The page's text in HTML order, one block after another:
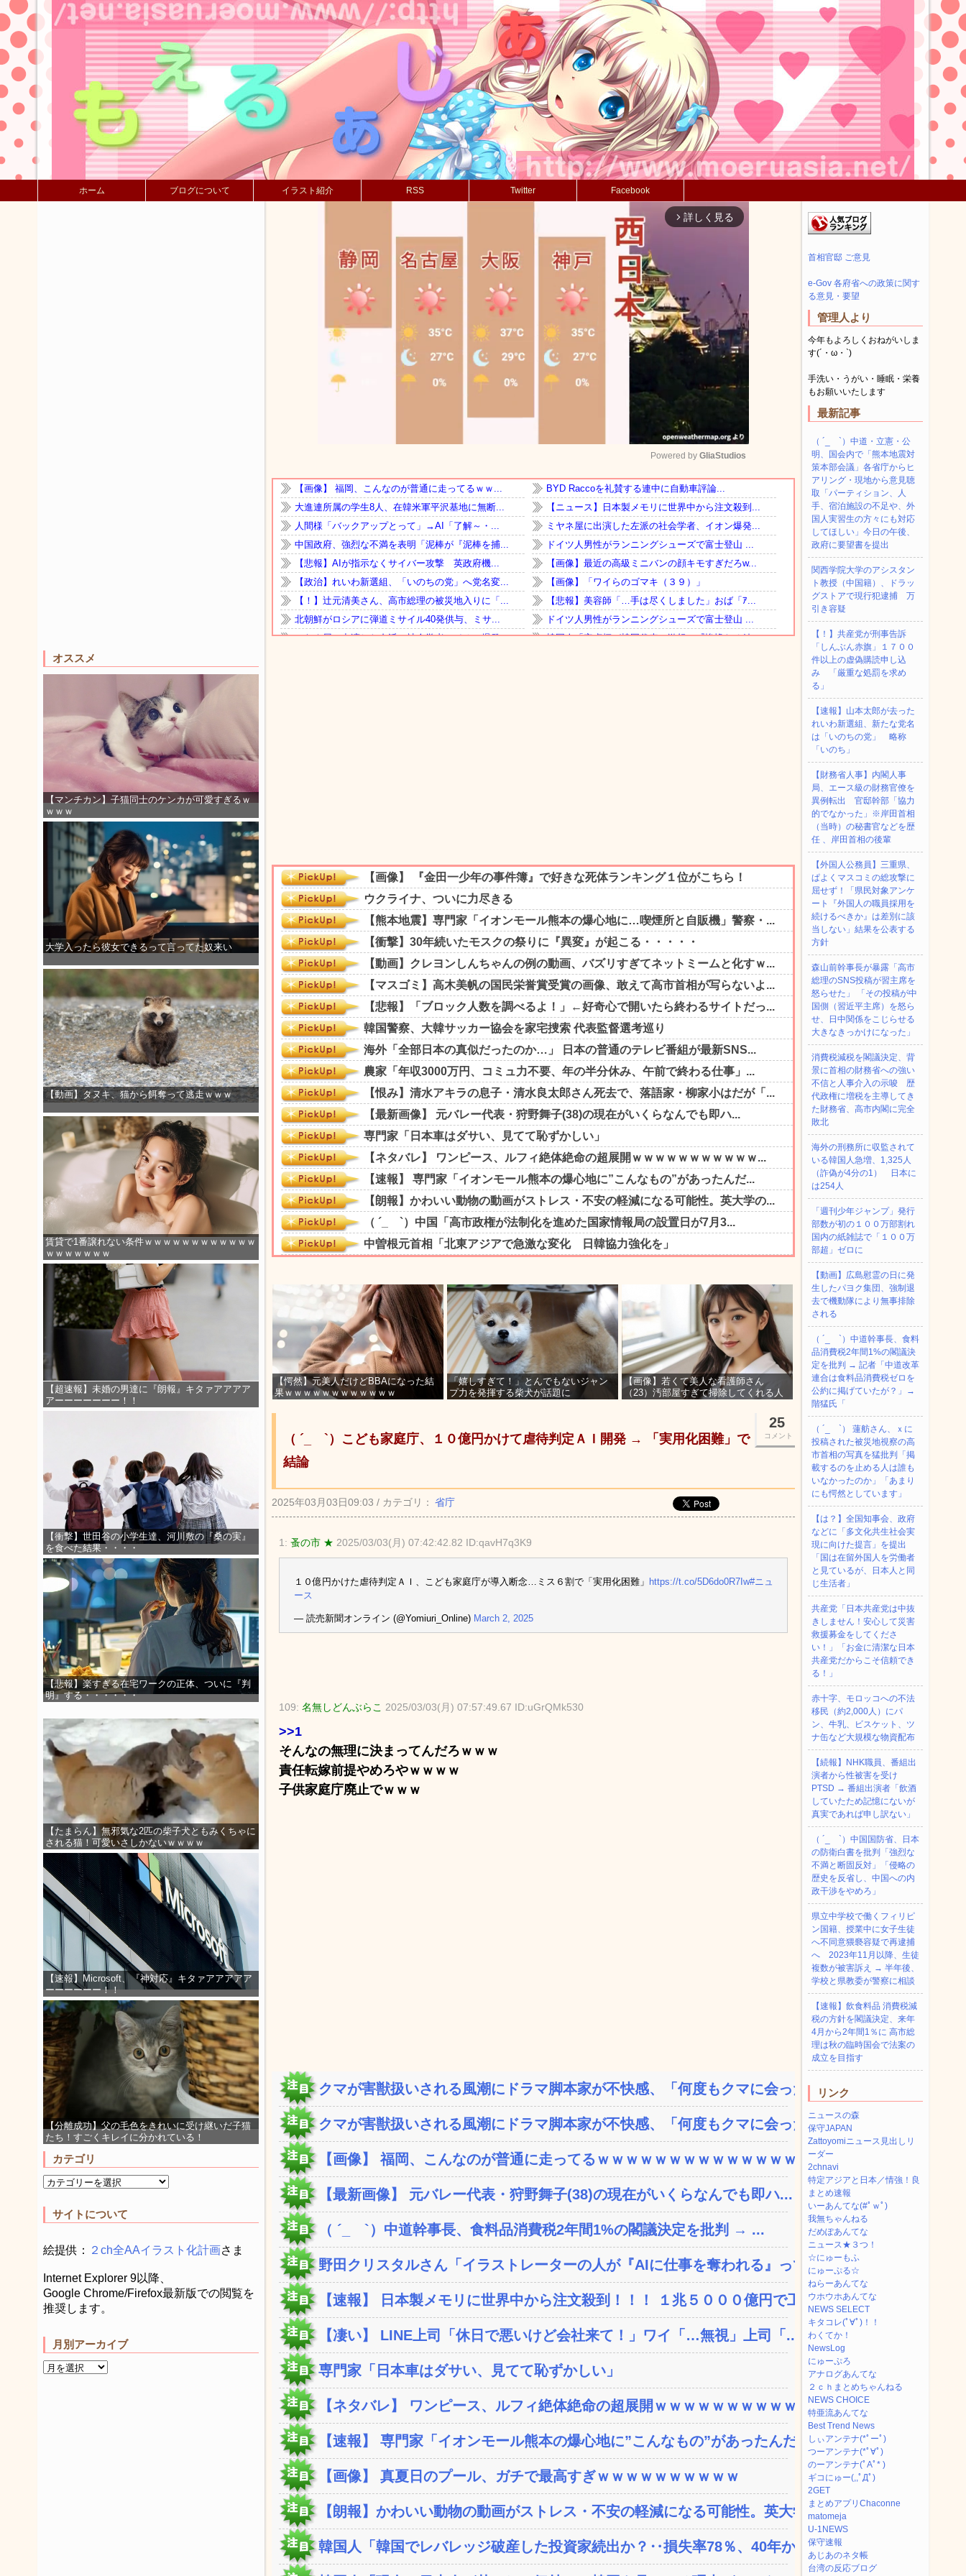
ホーム ブログについて イラスト紹介 RSS Twitter Facebook
オススメ
【マンチカン】子猫同士のケンカが可愛すぎるｗ
ｗｗｗ
大学入ったら彼女できるって言ってた奴来い
【動画】タヌキ、猫から餌奪って逃走ｗｗｗ
賃貸で1番譲れない条件ｗｗｗｗｗｗｗｗｗｗｗｗ
ｗｗｗｗｗｗｗ
【超速報】未婚の男達に『朗報』キタァアアアア
アーーーーーーー！！
【衝撃】世田谷の小学生達、河川敷の『桑の実』
を食べた結果・・・・
【悲報】楽すぎる在宅ワークの正体、ついに『判
明』する・・・・・・
【たまらん】無邪気な2匹の柴子犬ともみくちゃに
される猫！可愛いさしかないｗｗｗｗ
【速報】Microsoft、『神対応』キタァアアアアア
ーーーーーー！！
【分離成功】父の毛色をきれいに受け継いだ子猫
たち！すごくキレイに分かれている！
カテゴリ
サイトについて
絵提供： ２ch全AAイラスト化計画さま
Internet Explorer 9以降、
Google Chrome/Firefox最新版での閲覧を
推奨します。
月別アーカイブ
arrow_forward_ios 詳しく見る
Mute
Powered by GliaStudios
【愕然】元美人だけどBBAになった結
果ｗｗｗｗｗｗｗｗｗｗｗｗ
「嬉しすぎて！」とんでもないジャン
プ力を発揮する柴犬が話題に
【画像】若くて美人な看護師さん
（23）汚部屋すぎて掃除してくれる人
25
コメント
（ ´_ゝ`）こども家庭庁、１０億円かけて虐待判定ＡＩ開発 → 「実用化困難」で
結論
2025年03月03日09:03 / カテゴリ： 省庁
1: 蚤の市 ★ 2025/03/03(月) 07:42:42.82 ID:qavH7q3K9
１０億円かけた虐待判定ＡＩ、こども家庭庁が導入断念…ミス６割で「実用化困難」 https://t.co/5D6do0R7Iw#ニュ
ース
— 読売新聞オンライン (@Yomiuri_Online) March 2, 2025
109: 名無しどんぶらこ 2025/03/03(月) 07:57:49.67 ID:uGrQMk530
>>1
そんなの無理に決まってんだろｗｗｗ
責任転嫁前提やめろやｗｗｗｗ
子供家庭庁廃止でｗｗｗ
クマが害獣扱いされる風潮にドラマ脚本家が不快感、「何度もクマに会ったこ...
クマが害獣扱いされる風潮にドラマ脚本家が不快感、「何度もクマに会ったこ...
【画像】 福岡、こんなのが普通に走ってるｗｗｗｗｗｗｗｗｗｗｗｗｗｗｗ...
【最新画像】 元バレー代表・狩野舞子(38)の現在がいくらなんでも即ハ...
（ ´_ゝ`）中道幹事長、食料品消費税2年間1%の閣議決定を批判 → ...
野田クリスタルさん「イラストレーターの人が『AIに仕事を奪われる』って...
【速報】 日本製メモリに世界中から注文殺到！！！ １兆５０００億円で工...
【凄い】 LINE上司「休日で悪いけど会社来て！」ワイ「…無視」上司「...
専門家「日本車はダサい、見てて恥ずかしい」
【ネタバレ】 ワンピース、ルフィ絶体絶命の超展開ｗｗｗｗｗｗｗｗｗｗｗ...
【速報】 専門家「イオンモール熊本の爆心地に”こんなもの”があったんだ...
【画像】 真夏日のプール、ガチで最高すぎｗｗｗｗｗｗｗｗｗｗ
【朗報】かわいい動物の動画がストレス・不安の軽減になる可能性。英大学の...
韓国人「韓国でレバレッジ破産した投資家続出か？‥損失率78％、40年か...
首相官邸 ご意見
e-Gov 各府省への政策に関す
る意見・要望
管理人より
今年もよろしくおねがいしま
す(´・ω・`)
手洗い・うがい・睡眠・栄養
もお願いいたします
最新記事
（ ´_ゝ`）中道・立憲・公
明、国会内で「熊本地震対
策本部会議」各省庁からヒ
アリング・現地から意見聴
取「パーティション、人
手、宿泊施設の不足や、外
国人実習生の方々にも対応
してほしい」今日の午後、
政府に要望書を提出
関西学院大学のアシスタン
ト教授（中国籍）、ドラッ
グストアで現行犯逮捕 万
引き容疑
【！】共産党が刑事告訴
「しんぶん赤旗」１７００
件以上の虚偽購読申し込
み 「厳重な処罰を求め
る」
【速報】山本太郎が去った
れいわ新選組、新たな党名
は「いのちの党」 略称
「いのち」
【財務省人事】内閣人事
局、エース級の財務官僚を
異例転出 官邸幹部「協力
的でなかった」※岸田首相
（当時）の秘書官などを歴
任 、岸田首相の後輩
【外国人公務員】三重県、
ぱよくマスコミの総攻撃に
屈せず！「県民対象アンケ
ート『外国人の職員採用を
続けるべきか』は差別に該
当しない」結果を公表する
方針
森山前幹事長が暴露「高市
総理のSNS投稿が習主席を
怒らせた」 「その投稿が中
国側（習近平主席）を怒ら
せ、日中関係をこじらせる
大きなきっかけになった」
消費税減税を閣議決定、背
景に首相の財務省への強い
不信と人事介入の示唆 歴
代政権に増税を主導してき
た財務省、高市内閣に完全
敗北
海外の刑務所に収監されて
いる韓国人急増、1,325人
（詐偽が4分の1） 日本に
は254人
「週刊少年ジャンプ」発行
部数が初の１００万部割れ
国内の紙雑誌で「１００万
部超」ゼロに
【動画】広島慰霊の日に発
生したパヨク集団、強制退
去で機動隊により無事排除
される
（ ´_ゝ`）中道幹事長、食料
品消費税2年間1%の閣議決
定を批判 → 記者「中道改革
連合は食料品消費税ゼロを
公約に掲げていたが？」→
階猛氏「
（ ´_ゝ`） 蓮舫さん、ｘに
投稿された被災地視察の高
市首相の写真を猛批判「掲
載するのを止める人は誰も
いなかったのか」「あまり
にも愕然としています」
【は？】全国知事会、政府
などに「多文化共生社会実
現に向けた提言」を提出
「国は在留外国人を労働者
と見ているが、日本人と同
じ生活者」
共産党「日本共産党は中抜
きしません！安心して災害
救援募金をしてくださ
い！」「お金に清潔な日本
共産党だからこそ信頼でき
る！」
赤十字、モロッコへの不法
移民（約2,000人）にパ
ン、牛乳、ビスケット、ツ
ナ缶など大規模な物資配布
【続報】NHK職員、番組出
演者から性被害を受け
PTSD → 番組出演者「飲酒
していたため記憶にないが
真実であれば申し訳ない」
（ ´_ゝ`）中国国防省、日本
の防衛白書を批判「強烈な
不満と断固反対」「侵略の
歴史を反省し、中国への内
政干渉をやめろ」
県立中学校で働くフィリピ
ン国籍、授業中に女子生徒
へ不同意猥褻容疑で再逮捕
へ 2023年11月以降、生徒
複数が被害訴え → 半年後、
学校と県教委が警察に相談
【速報】飲食料品 消費税減
税の方針を閣議決定、来年
4月から2年間1％に 高市総
理は秋の臨時国会で法案の
成立を目指す
リンク
ニュースの森
保守JAPAN
Zattoyomiニュース見出しリ
ーダー
2chnavi
特定アジアと日本／情強！良
まとめ速報
いーあんてな(#ﾟｗﾟ)
我無ちゃんねる
だめぽあんてな
ニュース★３つ！
☆にゅーもふ
にゅーぷる☆
ねらーあんてな
ウホウホあんてな
NEWS SELECT
キタコレ(ﾟ∀ﾟ)！！
わくてか！
NewsLog
にゅーぷろ
アナログあんてな
２ｃｈまとめちゃんねる
NEWS CHOICE
特亜流あんてな
Best Trend News
しぃアンテナ(*ﾟーﾟ)
つーアンテナ(*ﾟ∀ﾟ)
のーアンテナ(ﾟAﾟ* )
ギコにゅー(,,ﾟДﾟ)
2GET
まとめアプリChaconne
matomeja
U-1NEWS
保守速報
あじあのネタ帳
台湾の反応ブログ